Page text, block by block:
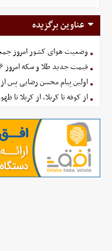
عناوین برگزیده
وضعیت هوای کشور امروز جمعه ۱۶ مرداد
قیمت جدید طلا و سکه امروز ۱۶ مردادماه ۱۴۰۵/ جدول
اولین پیام محسن رضایی پس
از کوفه تا کربلا، از کربلا تا